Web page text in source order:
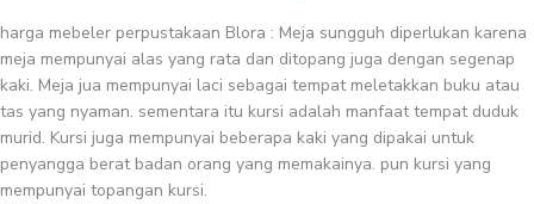
harga mebeler perpustakaan Blora : Meja sungguh diperlukan karena
meja mempunyai alas yang rata dan ditopang juga dengan segenap
kaki. Meja jua mempunyai laci sebagai tempat meletakkan buku atau
tas yang nyaman. sementara itu kursi adalah manfaat tempat duduk
murid. Kursi juga mempunyai beberapa kaki yang dipakai untuk
penyangga berat badan orang yang memakainya. pun kursi yang
mempunyai topangan kursi.